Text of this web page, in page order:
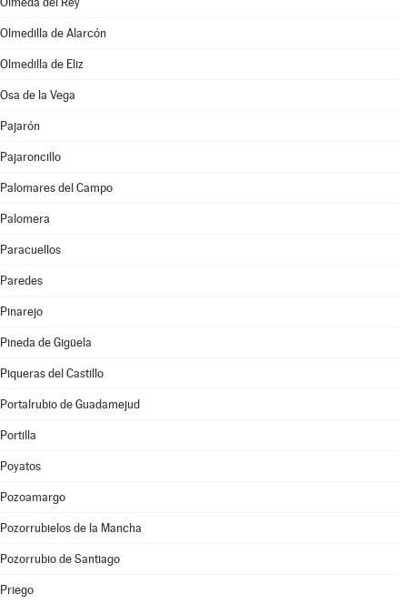
Olmedilla de Alarcón
Olmedilla de Eliz
Osa de la Vega
Pajarón
Pajaroncillo
Palomares del Campo
Palomera
Paracuellos
Paredes
Pinarejo
Pineda de Gigüela
Piqueras del Castillo
Portalrubio de Guadamejud
Portilla
Poyatos
Pozoamargo
Pozorrubielos de la Mancha
Pozorrubio de Santiago
Priego